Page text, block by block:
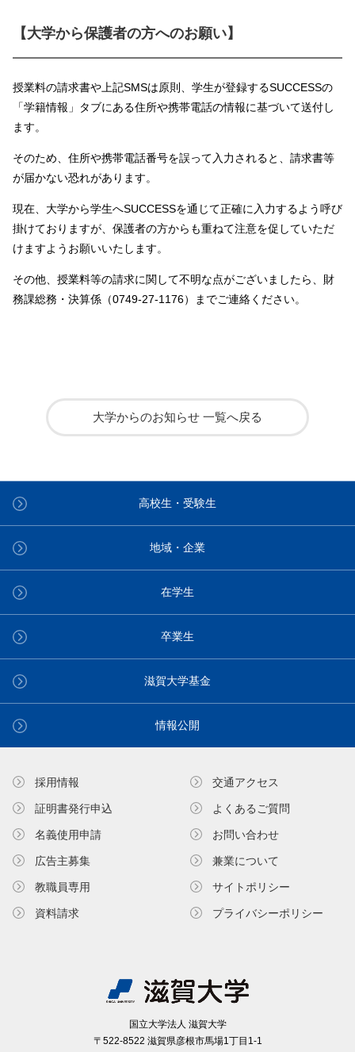
【大学から保護者の方へのお願い】
授業料の請求書や上記SMSは原則、学生が登録するSUCCESSの
「学籍情報」タブにある住所や携帯電話の情報に基づいて送付し
ます。
そのため、住所や携帯電話番号を誤って入力されると、請求書等
が届かない恐れがあります。
現在、大学から学生へSUCCESSを通じて正確に入力するよう呼び
掛けておりますが、保護者の方からも重ねて注意を促していただ
けますようお願いいたします。
その他、授業料等の請求に関して不明な点がございましたら、財
務課総務・決算係（0749-27-1176）までご連絡ください。
大学からのお知らせ 一覧へ戻る
高校生・受験生
地域・企業
在学生
卒業生
滋賀大学基金
情報公開
国⽴⼤学法⼈ 滋賀⼤学
〒522-8522 滋賀県彦根市⾺場1丁⽬1-1
採用情報
証明書発⾏申込
名義使⽤申請
広告主募集
教職員専⽤
資料請求
交通アクセス
よくあるご質問
お問い合わせ
兼業について
サイトポリシー
プライバシーポリシー